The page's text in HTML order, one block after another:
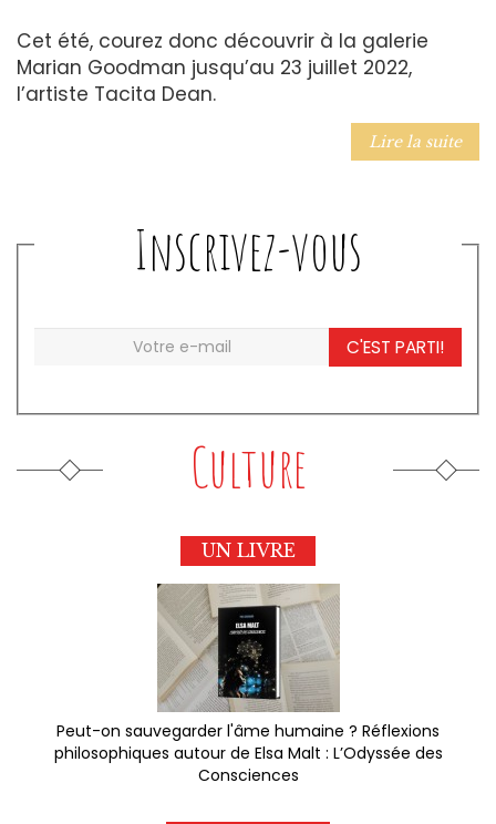
Cet été, courez donc découvrir à la galerie
Marian Goodman jusqu’au 23 juillet 2022,
l’artiste Tacita Dean.
Lire la suite
Inscrivez-vous
C'EST PARTI!
Culture
UN LIVRE
Peut-on sauvegarder l'âme humaine ? Réflexions
philosophiques autour de Elsa Malt : L’Odyssée des
Consciences